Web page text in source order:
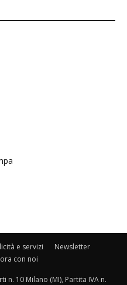
e servizi
Newsletter
con noi
n. 10 Milano (MI), Partita IVA n.